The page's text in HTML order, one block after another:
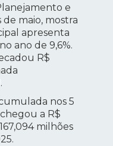
e
de maio, mostra
apresenta
ano de 9,6%.
R$
nos 5
a R$
milhões